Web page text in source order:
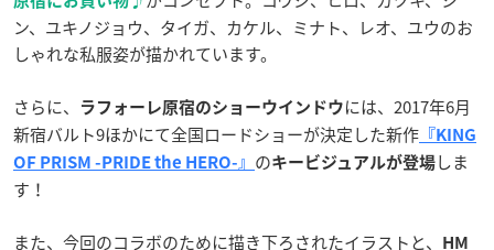
ン、ユキノジョウ、タイガ、カケル、ミナト、レオ、ユウのお
しゃれな私服姿が描かれています。
さらに、 ラフォーレ原宿のショーウインドウ には、2017年6月
新宿バルト9ほかにて全国ロードショーが決定した新作 『KING
OF PRISM -PRIDE the HERO-』 のキービジュアルが登場 しま
す！
また、今回のコラボのために描き下ろされたイラストと、 HM